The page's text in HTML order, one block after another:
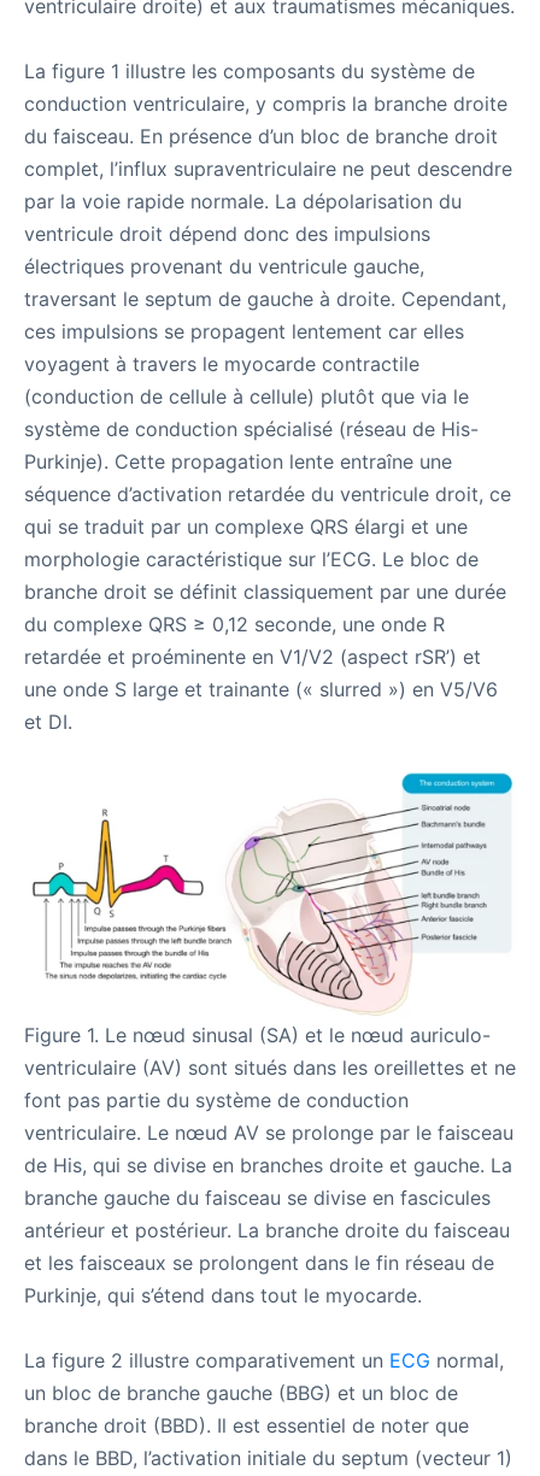
ventriculaire droite) et aux traumatismes mécaniques.
La figure 1 illustre les composants du système de
conduction ventriculaire, y compris la branche droite
du faisceau. En présence d’un bloc de branche droit
complet, l’influx supraventriculaire ne peut descendre
par la voie rapide normale. La dépolarisation du
ventricule droit dépend donc des impulsions
électriques provenant du ventricule gauche,
traversant le septum de gauche à droite. Cependant,
ces impulsions se propagent lentement car elles
voyagent à travers le myocarde contractile
(conduction de cellule à cellule) plutôt que via le
système de conduction spécialisé (réseau de His-
Purkinje). Cette propagation lente entraîne une
séquence d’activation retardée du ventricule droit, ce
qui se traduit par un complexe QRS élargi et une
morphologie caractéristique sur l’ECG. Le bloc de
branche droit se définit classiquement par une durée
du complexe QRS ≥ 0,12 seconde, une onde R
retardée et proéminente en V1/V2 (aspect rSR’) et
une onde S large et trainante (« slurred ») en V5/V6
et DI.
Figure 1. Le nœud sinusal (SA) et le nœud auriculo-
ventriculaire (AV) sont situés dans les oreillettes et ne
font pas partie du système de conduction
ventriculaire. Le nœud AV se prolonge par le faisceau
de His, qui se divise en branches droite et gauche. La
branche gauche du faisceau se divise en fascicules
antérieur et postérieur. La branche droite du faisceau
et les faisceaux se prolongent dans le fin réseau de
Purkinje, qui s’étend dans tout le myocarde.
La figure 2 illustre comparativement un ECG normal,
un bloc de branche gauche (BBG) et un bloc de
branche droit (BBD). Il est essentiel de noter que
dans le BBD, l’activation initiale du septum (vecteur 1)